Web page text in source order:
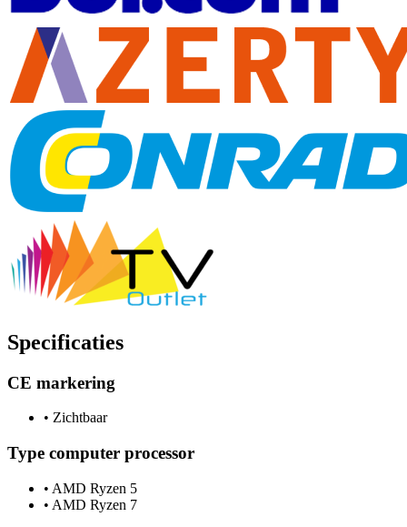
Specificaties
CE markering
• Zichtbaar
Type computer processor
• AMD Ryzen 5
• AMD Ryzen 7